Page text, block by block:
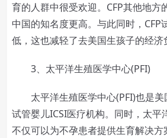
育的人群中很受欢迎。CFP其他地方
中国的知名度更高。与此同时，CFP
低，这也减轻了去美国生孩子的经济
3、太平洋生殖医学中心(PFI)
太平洋生殖医学中心(PFI)也是美
试管婴儿ICSI医疗机构。同时，太平
不仅可以为不孕患者提供生育解决